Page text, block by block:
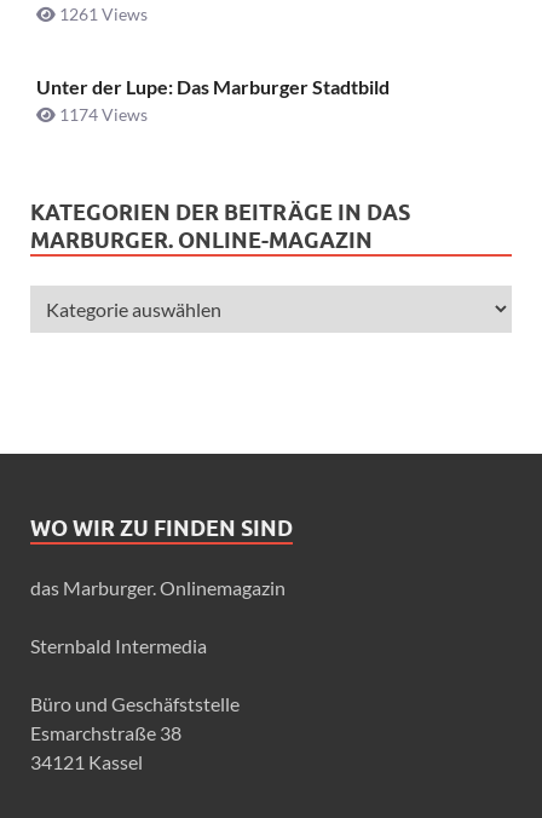
1261 Views
Unter der Lupe: Das Marburger Stadtbild
1174 Views
KATEGORIEN DER BEITRÄGE IN DAS
MARBURGER. ONLINE-MAGAZIN
WO WIR ZU FINDEN SIND
das Marburger. Onlinemagazin
Sternbald Intermedia
Büro und Geschäfststelle
Esmarchstraße 38
34121 Kassel